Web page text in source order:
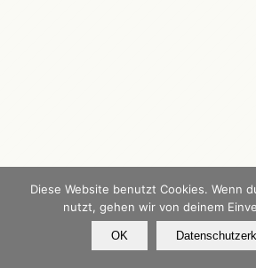
Diese Website benutzt Cookies. Wenn
nutzt, gehen wir von deinem
OK